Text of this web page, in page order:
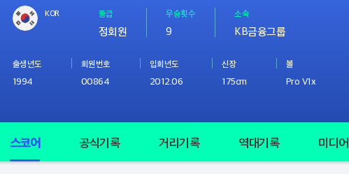
KOR 등급
정회원
우승횟수
9
소속
KB금융그룹
출생년도
1994
회원번호
00864
입회년도
2012.06
신장
175cm
볼
Pro V1x
스코어 공식기록 거리기록 역대기록 미디어